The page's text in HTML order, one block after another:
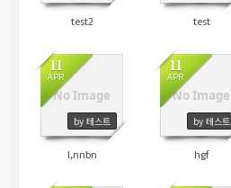
test2 test
No Image
11
APR
by 테스트
1573
l,nnbn
No Image
11
APR
by 테스트
1572
hgf